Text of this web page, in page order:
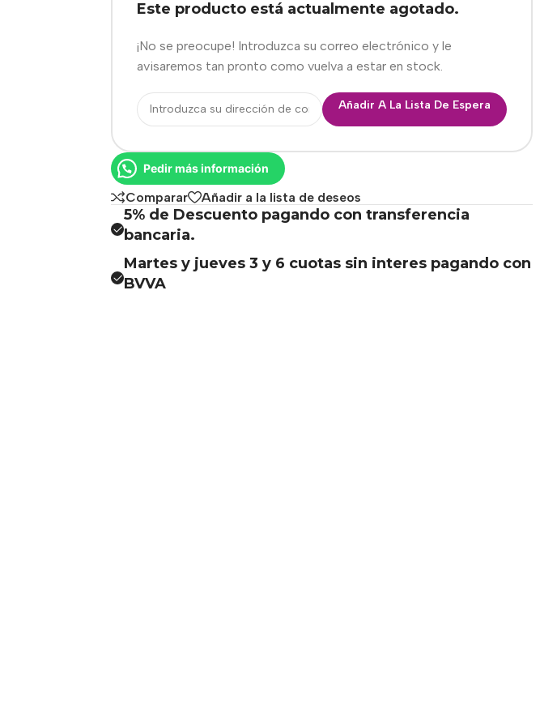
Este producto está actualmente agotado.
¡No se preocupe! Introduzca su correo electrónico y le
avisaremos tan pronto como vuelva a estar en stock.
Añadir A La Lista De Espera
Pedir más información
Comparar Añadir a la lista de deseos
5% de Descuento pagando con transferencia
bancaria.
Martes y jueves 3 y 6 cuotas sin interes pagando con
BVVA